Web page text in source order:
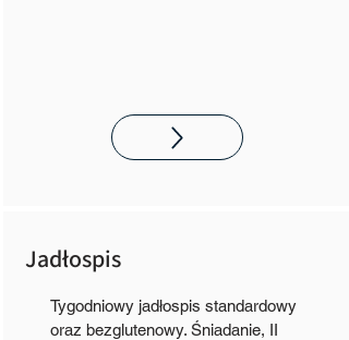
Jadłospis
Tygodniowy jadłospis standardowy
oraz bezglutenowy. Śniadanie, II